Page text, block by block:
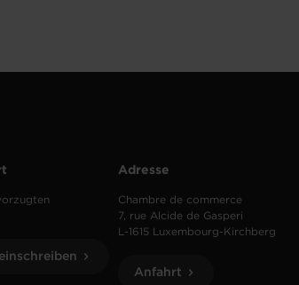
Adresse
Chambre de commerce
7, rue Alcide de Gasperi
L-1615 Luxembourg-Kirchberg
Anfahrt